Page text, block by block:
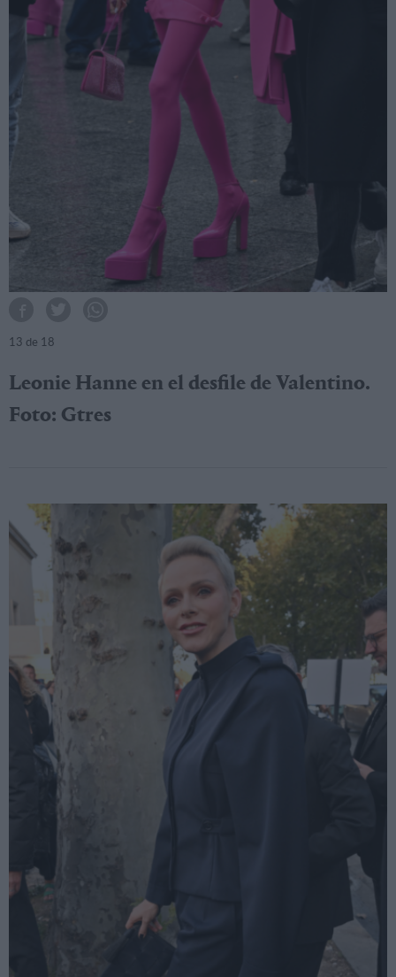
13 de 18
Leonie Hanne en el desfile de Valentino.
Foto: Gtres